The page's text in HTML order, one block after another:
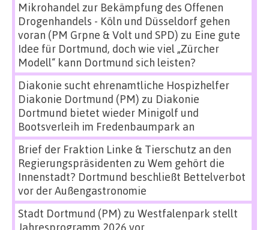
Mikrohandel zur Bekämpfung des Offenen
Drogenhandels - Köln und Düsseldorf gehen
voran (PM Grpne & Volt und SPD) zu Eine gute
Idee für Dortmund, doch wie viel „Zürcher
Modell“ kann Dortmund sich leisten?
Diakonie sucht ehrenamtliche Hospizhelfer
Diakonie Dortmund (PM) zu Diakonie
Dortmund bietet wieder Minigolf und
Bootsverleih im Fredenbaumpark an
Brief der Fraktion Linke & Tierschutz an den
Regierungspräsidenten zu Wem gehört die
Innenstadt? Dortmund beschließt Bettelverbot
vor der Außengastronomie
Stadt Dortmund (PM) zu Westfalenpark stellt
Jahresprogramm 2026 vor